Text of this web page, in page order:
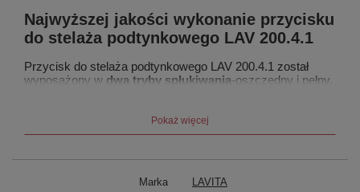
Najwyższej jakości wykonanie przycisku
do stelaża podtynkowego LAV 200.4.1
Przycisk do stelaża podtynkowego LAV 200.4.1 został
wyposażony w dwa tryby spłukiwania-oszczędny i pełny,
który charakteryzuje się dużąodpornością na
odkształcenia, rysy czy kontakt ze środkami
lata, postaw na model LAV 200.4.1.
Pokaż więcej
Marka LAVITA